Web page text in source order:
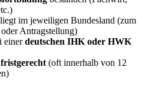
liegt im jeweiligen Bundesland (zum
Antragstellung)
einerdeutschen IHK oder HWK
(oft innerhalb von 12